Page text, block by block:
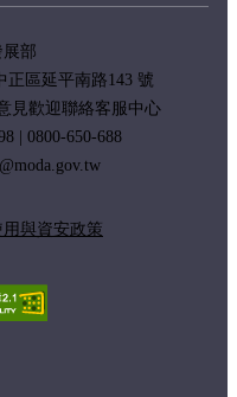
部
正區延平南路143 號
見歡迎聯絡客服中心
| 0800-650-688
與資安政策